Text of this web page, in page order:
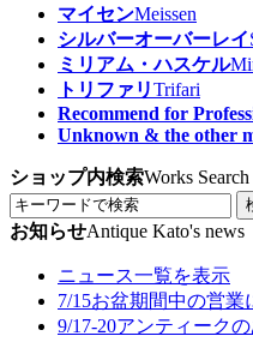
マイセンMeissen
シルバーオーバーレイ
ミリアム・ハスケル
トリファリTrifari
Recommend for
Unknown & the other
ショップ内検索Works Search
お知らせAntique Kato's news
ニュース一覧を表示
7/15お盆期間中の営業
9/17-20アンティーク